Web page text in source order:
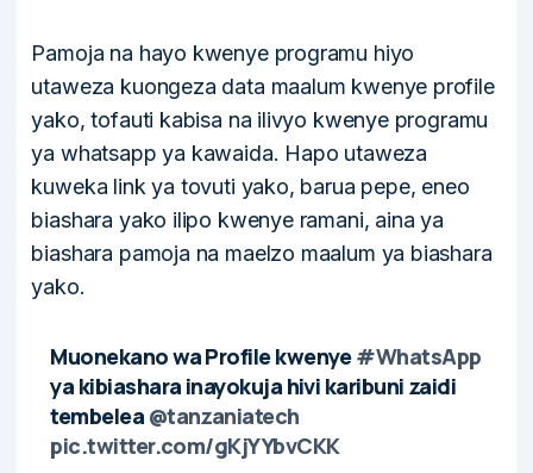
Pamoja na hayo kwenye programu hiyo
utaweza kuongeza data maalum kwenye profile
yako, tofauti kabisa na ilivyo kwenye programu
ya whatsapp ya kawaida. Hapo utaweza
kuweka link ya tovuti yako, barua pepe, eneo
biashara yako ilipo kwenye ramani, aina ya
biashara pamoja na maelzo maalum ya biashara
yako.
Muonekano wa Profile kwenye#WhatsApp
ya kibiashara inayokuja hivi karibuni zaidi
tembelea @tanzaniatech
pic.twitter.com/gKjYYbvCKK